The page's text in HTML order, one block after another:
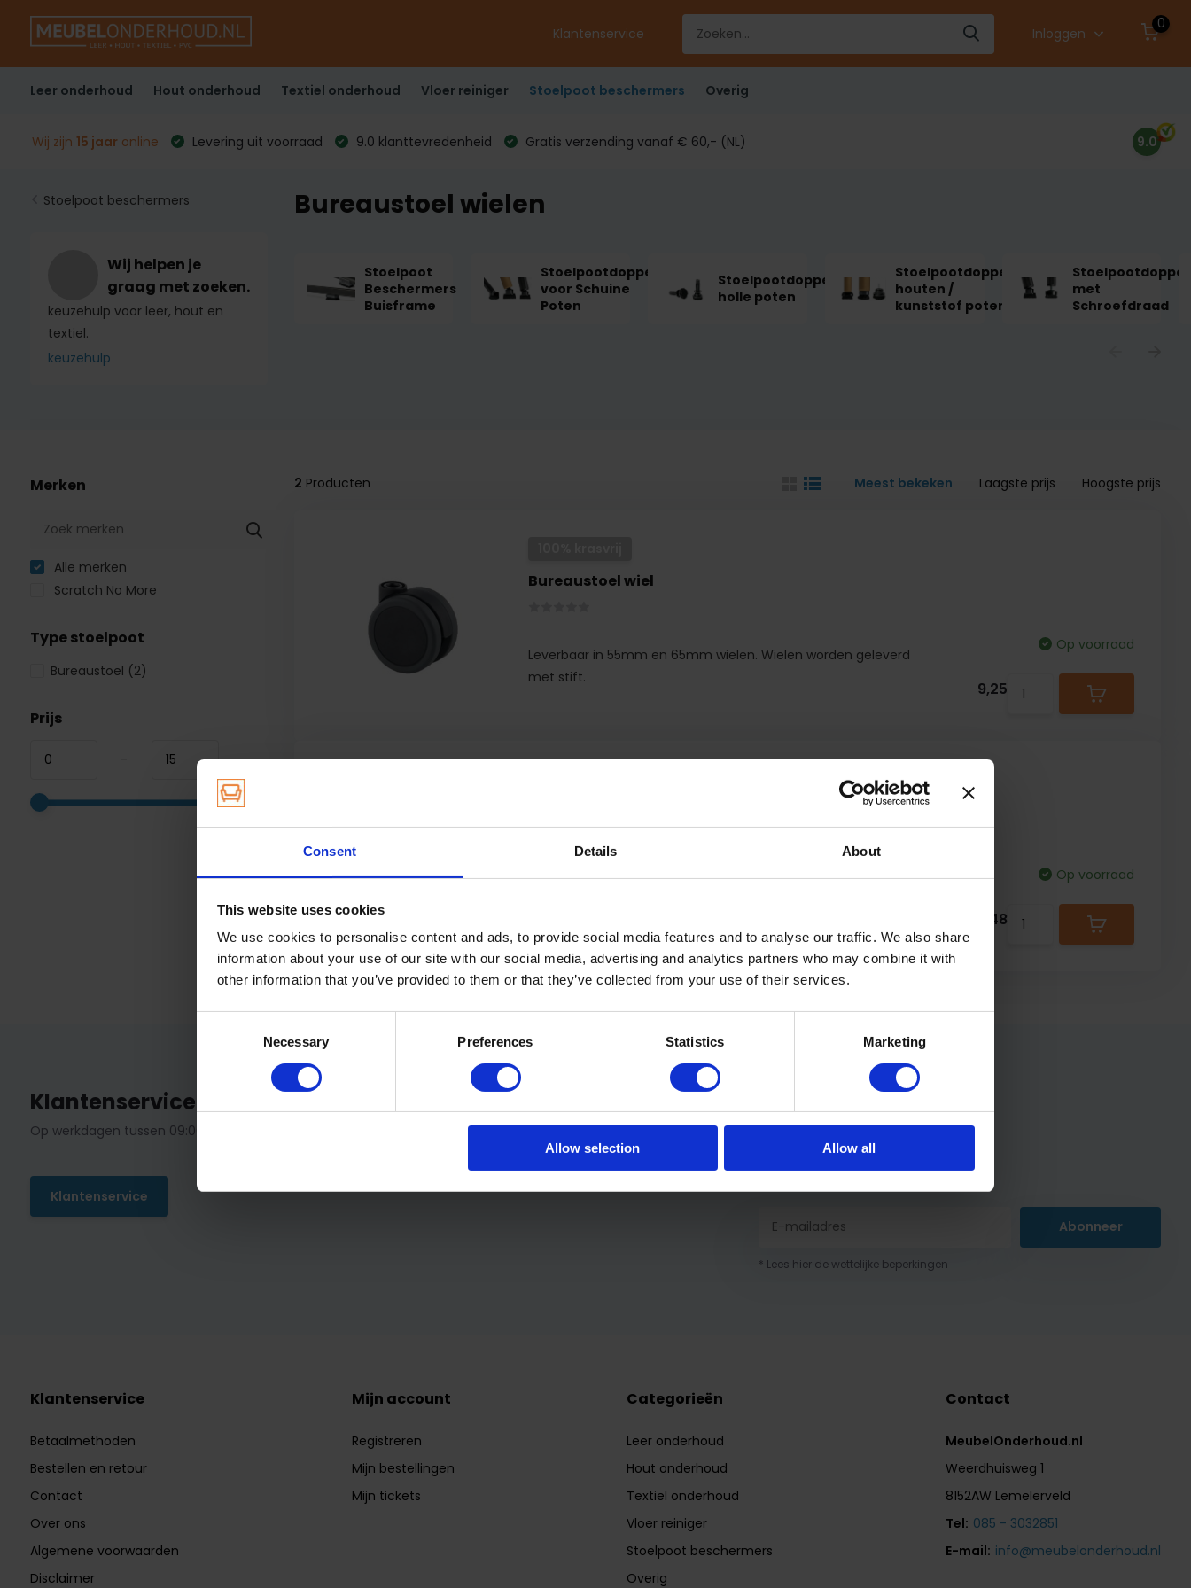
Consent Details About
This website uses cookies
We use cookies to personalise content and ads, to provide social media features and to analyse our traffic. We also share
information about your use of our site with our social media, advertising and analytics partners who may combine it with
other information that you’ve provided to them or that they’ve collected from your use of their services.
Necessary Preferences Statistics Marketing
Allow selection Allow all
Klantenservice Inloggen
0
Leer onderhoud Hout onderhoud Textiel onderhoud Vloer reiniger Stoelpoot beschermers Overig
Wij zijn 15 jaaronline Levering uit voorraad 9.0 klanttevredenheid Gratis verzending vanaf € 60,- (NL) 9.0
Stoelpoot beschermers
Wij helpen je
graag met zoeken.
keuzehulp voor leer, hout en
textiel.
keuzehulp
Bureaustoel wielen
Stoelpoot
Beschermers
Buisframe
Stoelpootdoppen
voor Schuine
Poten
Stoelpootdoppen
holle poten
Stoelpootdoppen
houten /
kunststof poten
met
Schroefdraad
Merken
Alle merken
Scratch No More
Type stoelpoot
Bureaustoel (2)
Prijs
-
2 Producten Meest bekeken Laagste prijs Hoogste prijs
Bureaustoel wiel
Leverbaar in 55mm en 65mm wielen. Wielen worden geleverd
met stift.
Op voorraad
9,25
Op voorraad
11,48
Klantenservice
Op werkdagen tussen 09:00 - 13:00
Klantenservice
90 jaar specialist in
meubelonderhoud.
Schrijf je in voor onze nieuwsbrief:
Abonneer
* Lees hier de wettelijke beperkingen
Klantenservice
Betaalmethoden
Bestellen en retour
Contact
Over ons
Algemene voorwaarden
Disclaimer
Mijn account
Registreren
Mijn bestellingen
Mijn tickets
Categorieën
Leer onderhoud
Hout onderhoud
Textiel onderhoud
Vloer reiniger
Stoelpoot beschermers
Overig
Contact
MeubelOnderhoud.nl
Weerdhuisweg 1
8152AW Lemelerveld
Tel: 085 - 3032851
E-mail: info@meubelonderhoud.nl